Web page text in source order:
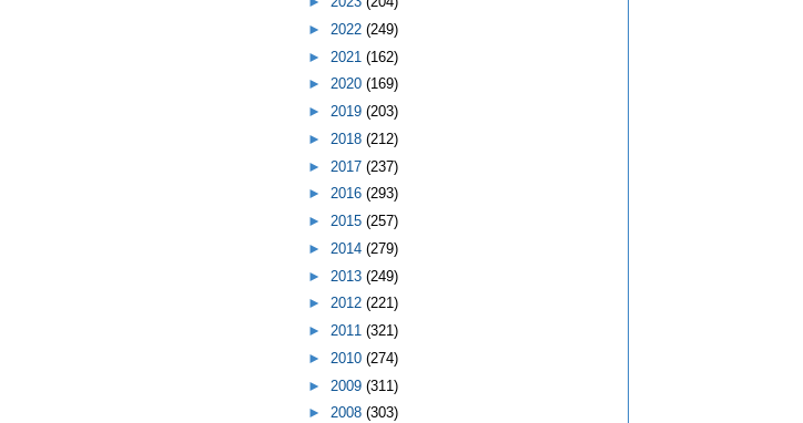
► 2022 (249)
► 2021 (162)
► 2020 (169)
► 2019 (203)
► 2018 (212)
► 2017 (237)
► 2016 (293)
► 2015 (257)
► 2014 (279)
► 2013 (249)
► 2012 (221)
► 2011 (321)
► 2010 (274)
► 2009 (311)
► 2008 (303)